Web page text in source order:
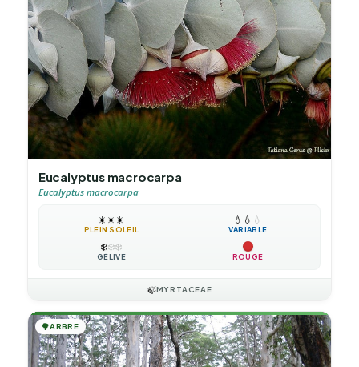
Eucalyptus macrocarpa
Eucalyptus macrocarpa
☀️☀️☀️
PLEIN SOLEIL
💧 💧 💧
VARIABLE
❄️❄️❄️
GÉLIVE ROUGE
🍃MYRTACEAE
🌳ARBRE